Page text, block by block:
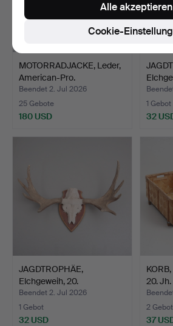
MOTORRADJACKE, Leder,
American-Pro.
Beendet 2. Jul 2026
25 Gebote
180 USD
1 Gebot
32
JAGDTROPHÄE,
Elchgeweih, 20.
Jahrhundert.
Beendet 2. Jul 2026
1 Gebot
32 USD
20. Jh.
2
37
Cookie-
Alle akzeptieren